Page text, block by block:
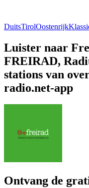
DuitsTirolOostenrijk
Luister naar
FREIRAD,
stations van
radio.net-app
Ontvang de